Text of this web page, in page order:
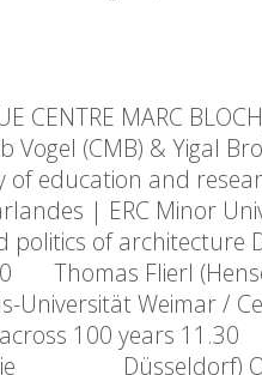
MARC
& Yigal
and
| ERC Minor
of architecture
Thomas Flierl
Weimar /
100 years 11.30
Düsseldorf) ORT